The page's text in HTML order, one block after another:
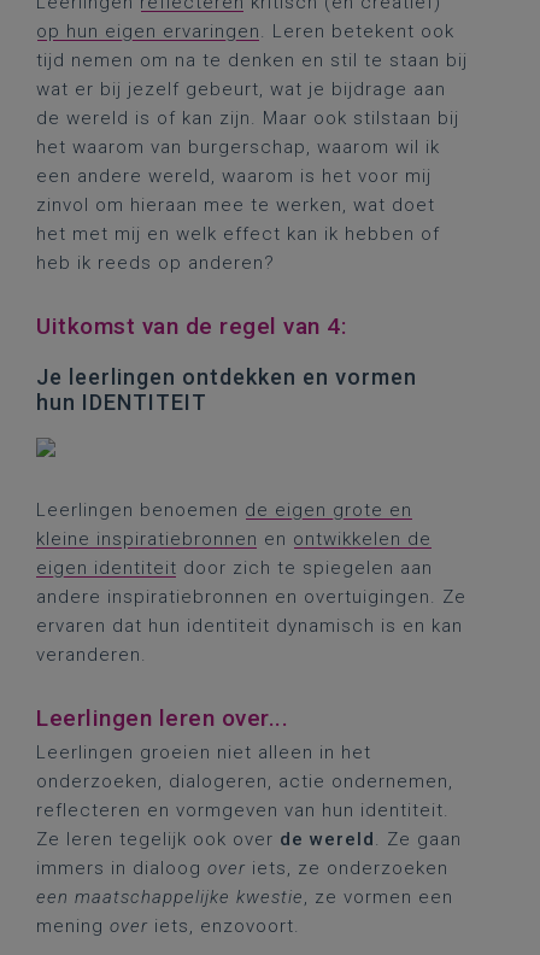
op hun eigen ervaringen. Leren betekent ook
tijd nemen om na te denken en stil te staan bij
wat er bij jezelf gebeurt, wat je bijdrage aan
de wereld is of kan zijn. Maar ook stilstaan bij
het waarom van burgerschap, waarom wil ik
een andere wereld, waarom is het voor mij
zinvol om hieraan mee te werken, wat doet
het met mij en welk effect kan ik hebben of
heb ik reeds op anderen?
Uitkomst van de regel van 4:
Je leerlingen ontdekken en vormen
hun IDENTITEIT
Leerlingen benoemen de eigen grote en
kleine inspiratiebronnen en ontwikkelen de
eigen identiteit door zich te spiegelen aan
andere inspiratiebronnen en overtuigingen. Ze
ervaren dat hun identiteit dynamisch is en kan
veranderen.
Leerlingen leren over...
Leerlingen groeien niet alleen in het
onderzoeken, dialogeren, actie ondernemen,
reflecteren en vormgeven van hun identiteit.
Ze leren tegelijk ook over de wereld. Ze gaan
immers in dialoog over iets, ze onderzoeken
een maatschappelijke kwestie, ze vormen een
mening over iets, enzovoort.